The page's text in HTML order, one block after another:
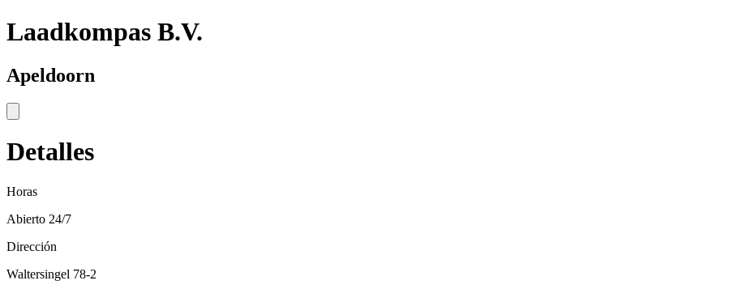
Laadkompas B.V.
Apeldoorn
Detalles
Horas
Abierto 24/7
Dirección
Waltersingel 78-2